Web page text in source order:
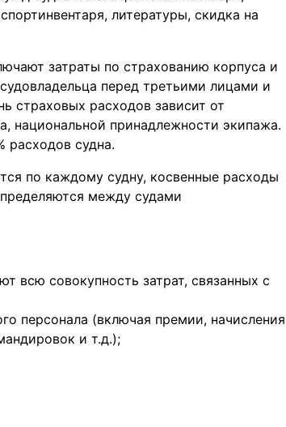
литературы, скидка на
затраты по страхованию корпуса и
перед третьими лицами и
страховых расходов зависит от
национальной принадлежности экипажа.
расходов судна.
по каждому судну, косвенные расходы
между судами
всю совокупность затрат, связанных с
персонала (включая премии, начисления
и т.д.);